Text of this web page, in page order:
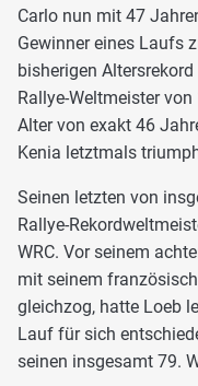
Carlo nun mit 47
Gewinner eines Laufs
bisherigen
Rallye-Weltmeister
Alter von exakt 46
Kenia letztmals
Seinen letzten von
Rallye-
WRC. Vor seinem
mit seinem
gleichzog, hatte Loeb
Lauf für sich
seinen insgesamt 79.